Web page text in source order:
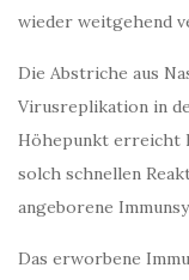
wieder weitgehend
Die Abstriche aus
Virusreplikation in
Höhepunkt erreicht
solch schnellen
angeborene
Das erworbene